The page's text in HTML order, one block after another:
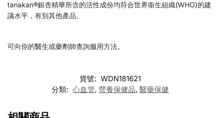
tanakan®銀杏精華所含的活性成份均符合世界衞生組織(WHO)的建
議水平，有別其他產品。
可向你的醫生或藥劑師查詢服用方法。
貨號: WDN181621
分類: 心血管, 營養保健品, 醫藥保健